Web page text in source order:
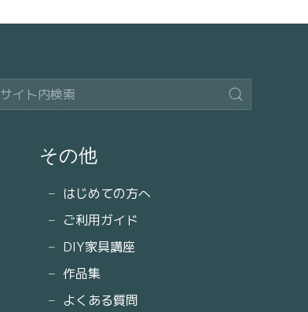
その他
はじめての方へ
ご利用ガイド
DIY家具講座
作品集
よくある質問